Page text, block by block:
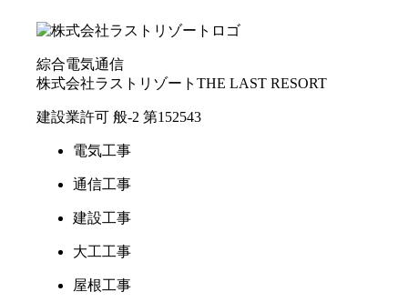
綜合電気通信
株式会社ラストリゾート THE LAST RESORT
建設業許可 般-2 第152543
電気工事
通信工事
建設工事
大工工事
屋根工事